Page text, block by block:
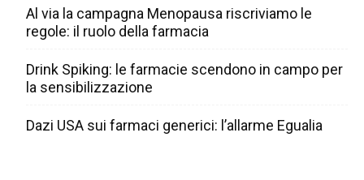
Al via la campagna Menopausa riscriviamo le
regole: il ruolo della farmacia
Drink Spiking: le farmacie scendono in campo per
la sensibilizzazione
Dazi USA sui farmaci generici: l’allarme Egualia